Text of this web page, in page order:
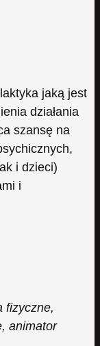
jaką jest
działania
szansę na
i dzieci)
i
fizyczne,
animator